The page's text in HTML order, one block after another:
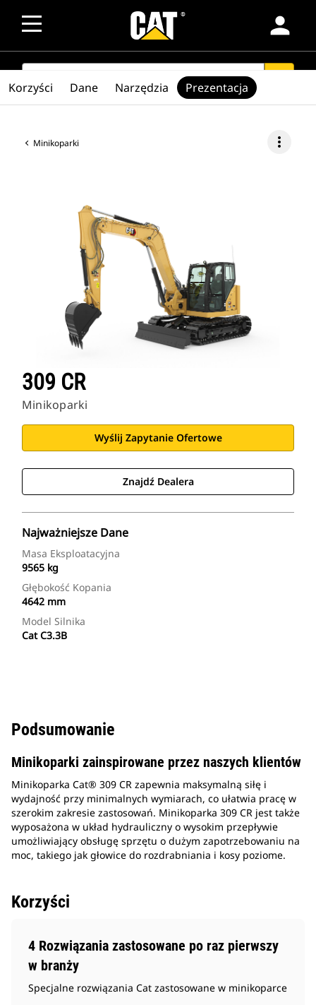
person
SEARCH
Minikoparki more_vert
309 CR
Minikoparki
Wyślij Zapytanie Ofertowe
Znajdź Dealera
Najważniejsze Dane
Masa Eksploatacyjna
9565 kg
Głębokość Kopania
4642 mm
Model Silnika
Cat C3.3B
Korzyści Dane Narzędzia Prezentacja
Podsumowanie
Minikoparki zainspirowane przez naszych klientów
Minikoparka Cat® 309 CR zapewnia maksymalną siłę i
wydajność przy minimalnych wymiarach, co ułatwia pracę w
szerokim zakresie zastosowań. Minikoparka 309 CR jest także
wyposażona w układ hydrauliczny o wysokim przepływie
umożliwiający obsługę sprzętu o dużym zapotrzebowaniu na
moc, takiego jak głowice do rozdrabniania i kosy poziome.
Korzyści
4 Rozwiązania zastosowane po raz pierwszy
w branży
Specjalne rozwiązania Cat zastosowane w minikoparce